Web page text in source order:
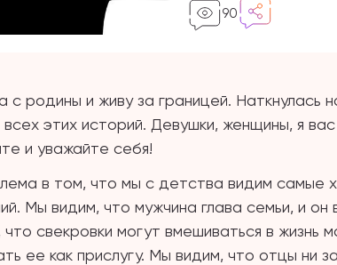
90
с родины и живу за границей. Наткнулась
этих историй. Девушки, женщины, я
и уважайте себя!
в том, что мы с детства видим самые
Мы видим, что мужчина глава семьи, и он
свекровки могут вмешиваться в жизнь
ее как прислугу. Мы видим, что отцы ни